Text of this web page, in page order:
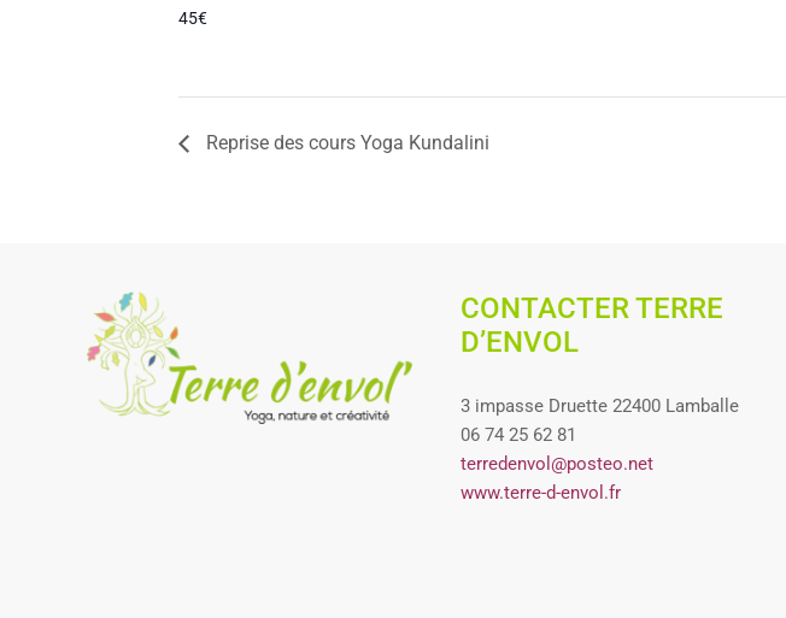
45€
Reprise des cours Yoga Kundalini
CONTACTER TERRE
D’ENVOL
3 impasse Druette 22400 Lamballe
06 74 25 62 81
terredenvol@posteo.net
www.terre-d-envol.fr